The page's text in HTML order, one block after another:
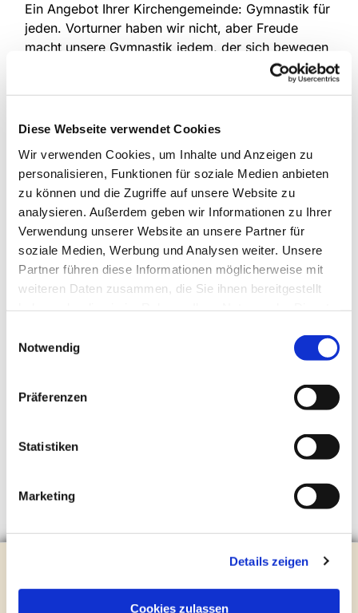
Diese Webseite verwendet Cookies
Wir verwenden Cookies, um Inhalte und Anzeigen zu
personalisieren, Funktionen für soziale Medien anbieten
zu können und die Zugriffe auf unsere Website zu
analysieren. Außerdem geben wir Informationen zu Ihrer
Verwendung unserer Website an unsere Partner für
soziale Medien, Werbung und Analysen weiter. Unsere
Partner führen diese Informationen möglicherweise mit
weiteren Daten zusammen, die Sie ihnen bereitgestellt
Notwendig
Präferenzen
Statistiken
Marketing
Details zeigen
Cookies zulassen
Ein Angebot Ihrer Kirchengemeinde: Gymnastik für
jeden. Vorturner haben wir nicht, aber Freude
macht unsere Gymnastik jedem, der sich bewegen
will. Machen Sie mit und halten Sie sich in
Bewegung, wie Sie es wünschen. Wir laden Sie
Nähere Informationen zum Treffen bekommen Sie
bei
Herr Henkefend, Tel.: 05204 / 89 03 047
Herr Strakeljahn, Tel. 05204 / 29 89
Evangelische Kirchengemeinde Steinhagen
0 52 04 / 36 28